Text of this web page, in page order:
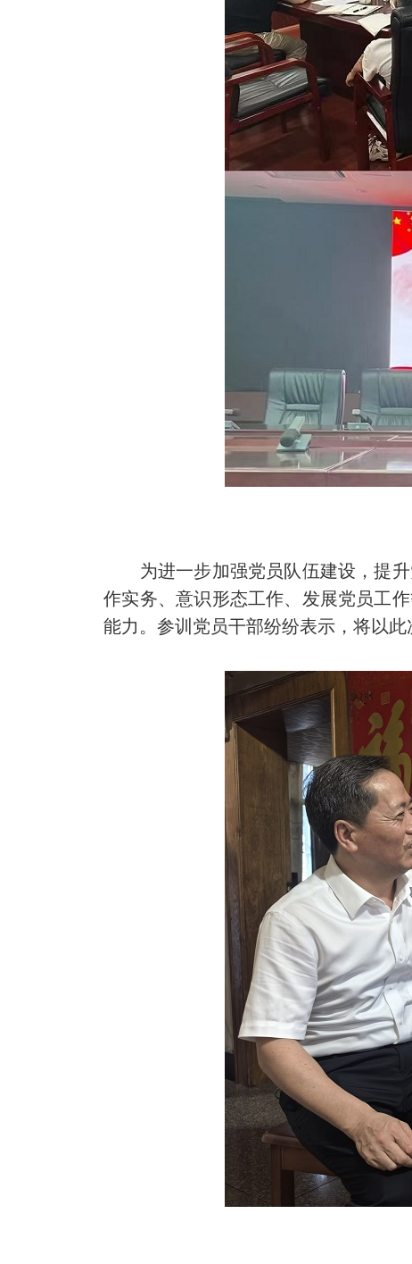
为进一步加强党员队伍建设，提升
作实务、意识形态工作、发展党员工
能力。参训党员干部纷纷表示，将以